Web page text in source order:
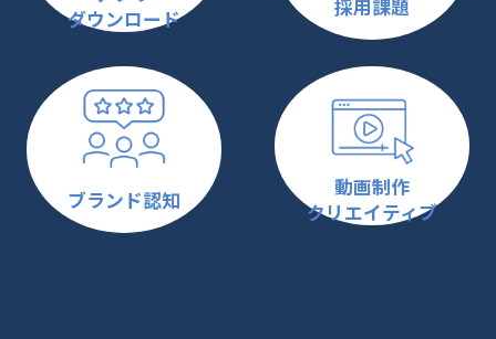
ダウンロード
採用課題
ブランド認知
動画制作
クリエイティブ